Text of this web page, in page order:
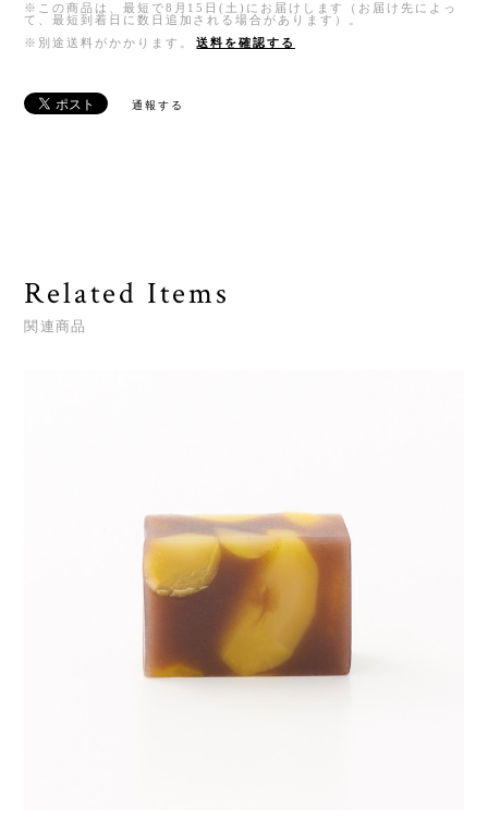
※この商品は、最短で8月15日(土)にお届けします（お届け先によっ
て、最短到着日に数日追加される場合があります）。
※別途送料がかかります。
送料を確認する
通報する
Related Items
関連商品